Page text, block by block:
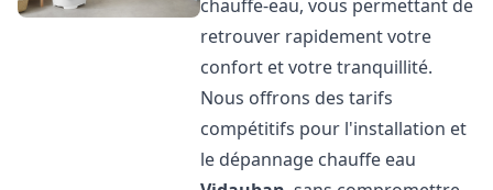
chauffe-eau, vous permettant de
retrouver rapidement votre
confort et votre tranquillité.
Nous offrons des tarifs
compétitifs pour l'installation et
le dépannage chauffe eau